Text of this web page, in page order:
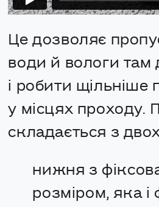
Це дозволяє
води й вологи там
і робити щільніше
у місцях проходу.
складається з
нижня з
розміром, яка і